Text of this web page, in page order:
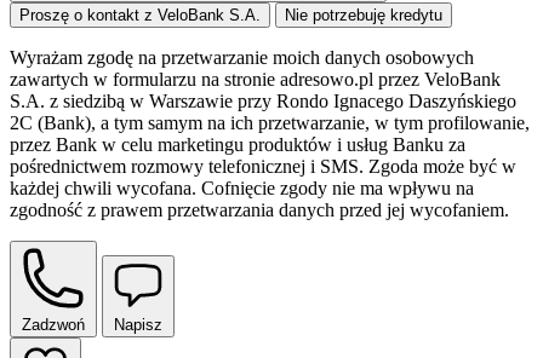
Proszę o kontakt z VeloBank S.A.
Nie potrzebuję kredytu
Wyrażam zgodę na przetwarzanie moich danych osobowych
zawartych w formularzu na stronie adresowo.pl przez VeloBank
S.A. z siedzibą w Warszawie przy Rondo Ignacego Daszyńskiego
2C (Bank), a tym samym na ich przetwarzanie, w tym profilowanie,
przez Bank w celu marketingu produktów i usług Banku za
pośrednictwem rozmowy telefonicznej i SMS. Zgoda może być w
każdej chwili wycofana. Cofnięcie zgody nie ma wpływu na
zgodność z prawem przetwarzania danych przed jej wycofaniem.
Zadzwoń Napisz